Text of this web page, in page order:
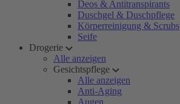
Deos & Antitranspirants
Duschgel & Duschpflege
Körperreinigung & Scrubs
Seife
Drogerie
Alle anzeigen
Gesichtspflege
Alle anzeigen
Anti-Aging
Augen